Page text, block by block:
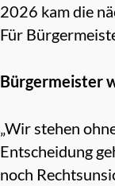
2026 kam die
Für
Bürgermeister
„Wir stehen
Entscheidung
noch